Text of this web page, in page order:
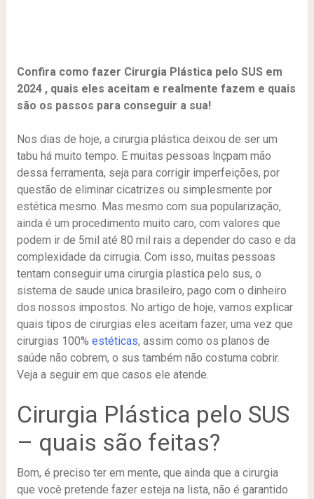
Confira como fazer Cirurgia Plástica pelo SUS em
2024 , quais eles aceitam e realmente fazem e quais
são os passos para conseguir a sua!
Nos dias de hoje, a cirurgia plástica deixou de ser um
tabu há muito tempo. E muitas pessoas lnçpam mão
dessa ferramenta, seja para corrigir imperfeições, por
questão de eliminar cicatrizes ou simplesmente por
estética mesmo. Mas mesmo com sua popularização,
ainda é um procedimento muito caro, com valores que
podem ir de 5mil até 80 mil rais a depender do caso e da
complexidade da cirrugia. Com isso, muitas pessoas
tentam conseguir uma cirurgia plastica pelo sus, o
sistema de saude unica brasileiro, pago com o dinheiro
dos nossos impostos. No artigo de hoje, vamos explicar
quais tipos de cirurgias eles aceitam fazer, uma vez que
cirurgias 100% estéticas, assim como os planos de
saúde não cobrem, o sus também não costuma cobrir.
Veja a seguir em que casos ele atende.
Cirurgia Plástica pelo SUS
– quais são feitas?
Bom, é preciso ter em mente, que ainda que a cirurgia
que você pretende fazer esteja na lista, não é garantido